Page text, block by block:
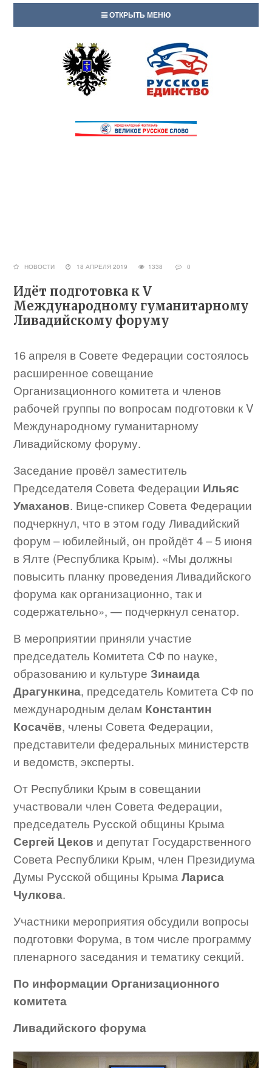
ОТКРЫТЬ МЕНЮ
НОВОСТИ 18 АПРЕЛЯ 2019 1338 0
Идёт подготовка к V
Международному гуманитарному
Ливадийскому форуму
16 апреля в Совете Федерации состоялось
расширенное совещание
Организационного комитета и членов
рабочей группы по вопросам подготовки к V
Международному гуманитарному
Ливадийскому форуму.
Заседание провёл заместитель
Председателя Совета Федерации Ильяс
Умаханов. Вице-спикер Совета Федерации
подчеркнул, что в этом году Ливадийский
форум – юбилейный, он пройдёт 4 – 5 июня
в Ялте (Республика Крым). «Мы должны
повысить планку проведения Ливадийского
форума как организационно, так и
содержательно», — подчеркнул сенатор.
В мероприятии приняли участие
председатель Комитета СФ по науке,
образованию и культуреЗинаида
Драгункина, председатель Комитета СФ по
международным делам Константин
Косачёв, члены Совета Федерации,
представители федеральных министерств
и ведомств, эксперты.
От Республики Крым в совещании
участвовали член Совета Федерации,
председатель Русской общины Крыма
Сергей Цеков и депутат Государственного
Совета Республики Крым, член Президиума
Думы Русской общины КрымаЛариса
Чулкова.
Участники мероприятия обсудили вопросы
подготовки Форума, в том числе программу
пленарного заседания и тематику секций.
По информации Организационного
комитета
Ливадийского форума